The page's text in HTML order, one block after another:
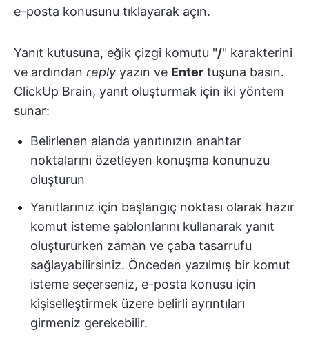
e-posta konusunu tıklayarak açın.
Yanıt kutusuna, eğik çizgi komutu "/" karakterini
ve ardından reply yazın ve Enter tuşuna basın.
ClickUp Brain, yanıt oluşturmak için iki yöntem
sunar:
Belirlenen alanda yanıtınızın anahtar
noktalarını özetleyen konuşma konunuzu
oluşturun
Yanıtlarınız için başlangıç noktası olarak hazır
komut isteme şablonlarını kullanarak yanıt
oluştururken zaman ve çaba tasarrufu
sağlayabilirsiniz. Önceden yazılmış bir komut
isteme seçerseniz, e-posta konusu için
kişiselleştirmek üzere belirli ayrıntıları
girmeniz gerekebilir.